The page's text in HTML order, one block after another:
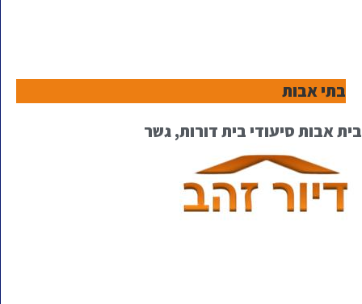
בתי אבות
בית אבות סיעודי בית דורות, גשר